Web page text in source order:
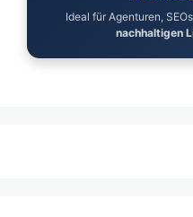
Ideal für Agenturen,
nachhaltigen